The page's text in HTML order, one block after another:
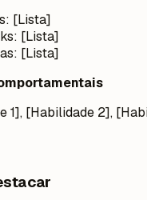
[Lista]
[Lista]
[Lista]
1], [Habilidade 2],